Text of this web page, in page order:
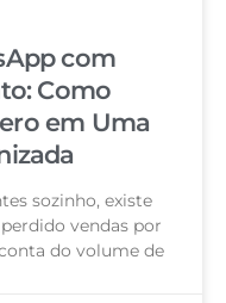
com
Como
em Uma
sozinho, existe
vendas por
do volume de